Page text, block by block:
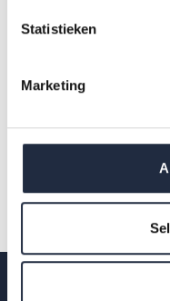
Statistieken
Marketing
Download het